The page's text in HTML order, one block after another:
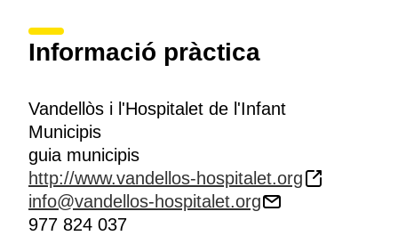
Informació pràctica
Vandellòs i l'Hospitalet de l'Infant
Municipis
guia municipis
http://www.vandellos-hospitalet.org
info@vandellos-hospitalet.org
977 824 037